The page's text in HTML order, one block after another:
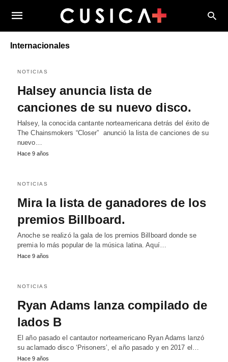
Internacionales
NOTICIAS
Halsey anuncia lista de
canciones de su nuevo disco.
Halsey, la conocida cantante norteamericana detrás del éxito de
The Chainsmokers “Closer” anunció la lista de canciones de su
nuevo…
Hace 9 años
NOTICIAS
Mira la lista de ganadores de los
premios Billboard.
Anoche se realizó la gala de los premios Billboard donde se
premia lo más popular de la música latina. Aquí…
Hace 9 años
NOTICIAS
Ryan Adams lanza compilado de
lados B
El año pasado el cantautor norteamericano Ryan Adams lanzó
su aclamado disco ‘Prisoners’, el año pasado y en 2017 el…
Hace 9 años